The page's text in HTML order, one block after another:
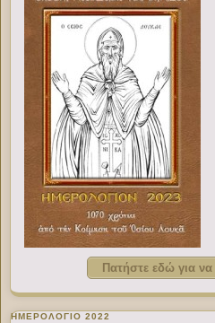
Πατήστε εδώ για να
ΗΜΕΡΟΛΟΓΙΟ 2022